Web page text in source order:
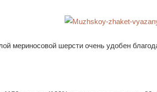
мериносовой шерсти очень удобен